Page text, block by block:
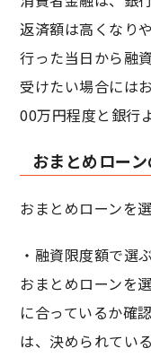
返済額は高くなり
行った当日から融
受けたい場合には
00万円程度と銀行
おまとめロー
おまとめローンを
・融資限度額で選
おまとめローンを
に合っているか確
は、決められてい